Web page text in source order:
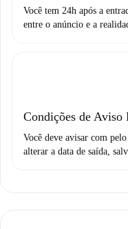
Você tem 24h após a
entre o anúncio e a
Condições de Aviso
Você deve avisar com
alterar a data de saída,